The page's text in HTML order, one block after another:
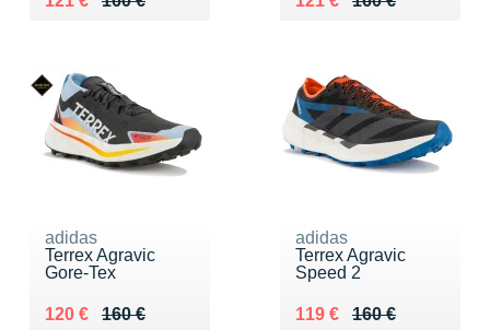
adidas
Terrex Agravic
Gore-Tex
160 €
Au lieu de 160 €
120 €
Vendu 120 €
adidas
Terrex Agravic
Speed 2
160 €
Au lieu de 160 €
119 €
Vendu 119 €